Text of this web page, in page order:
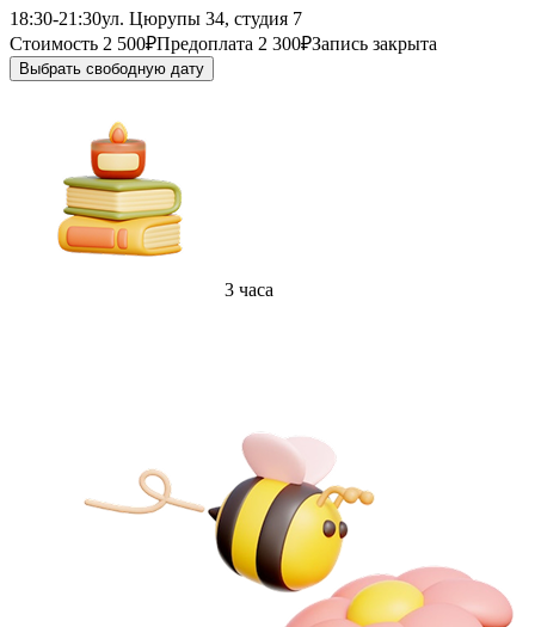
18:30-21:30ул. Цюрупы 34, студия 7
Стоимость 2 500₽Предоплата 2 300₽Запись закрыта
Выбрать свободную дату
3 часа